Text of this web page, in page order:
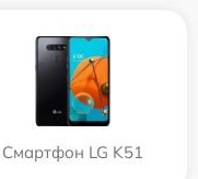
Смартфон LG K51